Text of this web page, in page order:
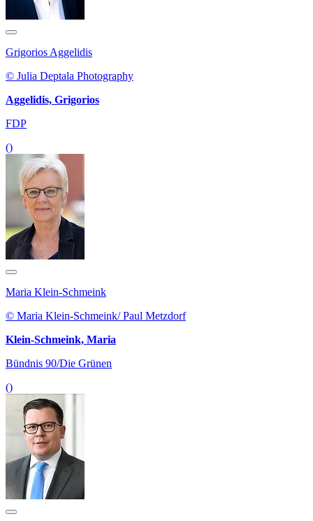
Grigorios Aggelidis
© Julia Deptala Photography
Aggelidis, Grigorios
FDP
()
Maria Klein-Schmeink
© Maria Klein-Schmeink/ Paul Metzdorf
Klein-Schmeink, Maria
Bündnis 90/Die Grünen
()